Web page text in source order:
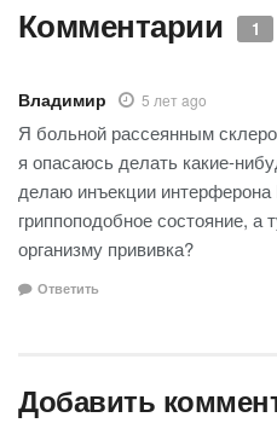
Комментарии 1
Владимир 5 лет ago
Я больной рассеянным
я опасаюсь делать какие-
делаю инъекции
гриппоподобное состояние, а
организму прививка?
Ответить
Добавить